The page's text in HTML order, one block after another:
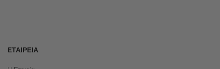
ΕΤΑΙΡΕΊΑ